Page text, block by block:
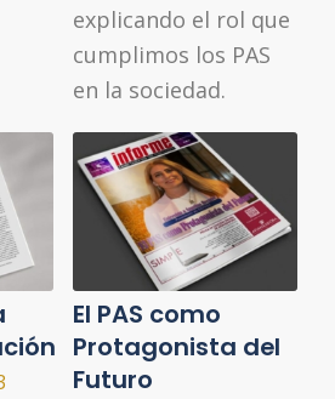
explicando el rol que
cumplimos los PAS
en la sociedad.
El PAS como
Protagonista del
Futuro